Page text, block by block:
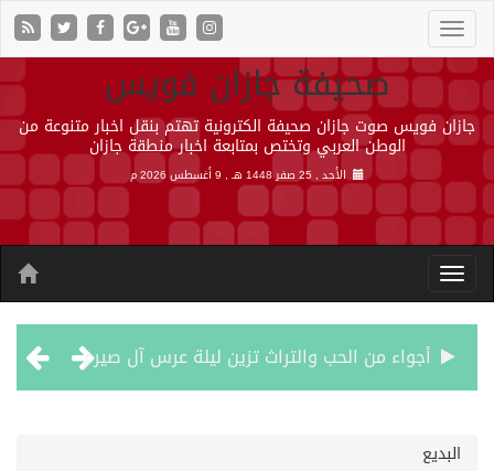
صحيفة جازان فويس
جازان فويس صوت جازان صحيفة الكترونية تهتم بنقل اخبار متنوعة من
الوطن العربي وتختص بمتابعة اخبار منطقة جازان
الأحد , 25 صفر 1448 هـ , 9 أغسطس 2026 م
أجواء من الحب والتراث تزين ليلة عرس آل صيرم
البديع